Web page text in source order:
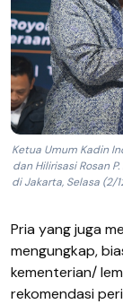
Ketua Umum Kadin
dan Hilirisasi Rosan
di Jakarta, Selasa (2/
Pria yang juga
mengungkap,
kementerian/
rekomendasi